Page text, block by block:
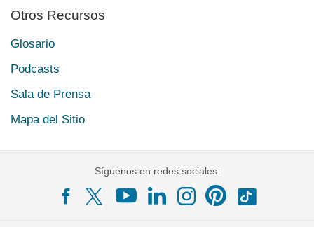
Otros Recursos
Glosario
Podcasts
Sala de Prensa
Mapa del Sitio
Síguenos en redes sociales: